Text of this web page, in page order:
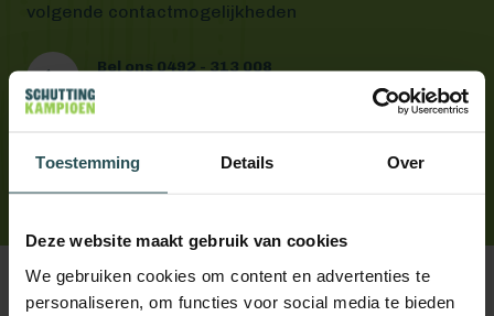
Toestemming Details Over
Deze website maakt gebruik van cookies
We gebruiken cookies om content en advertenties te
personaliseren, om functies voor social media te bieden
volgende contactmogelijkheden
Bel ons 0492 - 313 008
App ons
Handig toch?